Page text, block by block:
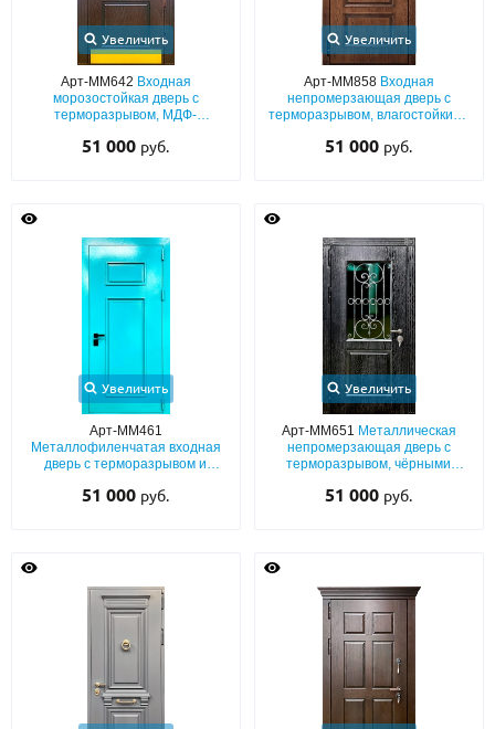
Увеличить
Арт-ММ642 Входная
морозостойкая дверь с
терморазрывом, МДФ-
ковкой и отбойником из латуни
51 000 руб.
Увеличить
Арт-ММ858 Входная
непромерзающая дверь с
терморазрывом, влагостойкими
раскладом и карнизом
51 000 руб.
Увеличить
Арт-ММ461
Металлофиленчатая входная
дверь с терморазрывом и
голубых оттенков
51 000 руб.
Увеличить
Арт-ММ651 Металлическая
непромерзающая дверь с
терморазрывом, чёрными
шпоном, со стеклопакетом и
51 000 руб.